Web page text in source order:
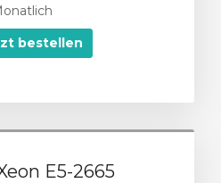
bestellen
E5-2665